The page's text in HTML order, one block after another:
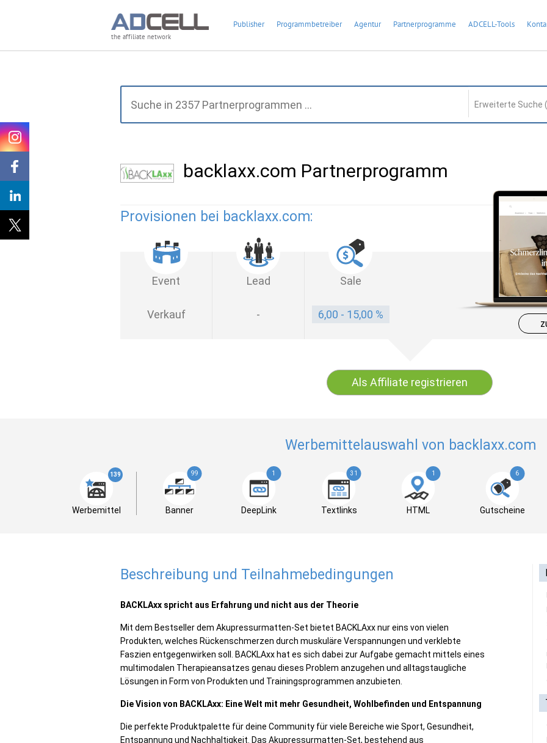
the affiliate network
Publisher Programmbetreiber Agentur Partnerprogramme ADCELL-Tools
Erweiterte Suche (
backlaxx.com Partnerprogramm
Provisionen bei backlaxx.com:
Event Lead Sale
Verkauf - 6,00 - 15,00 %
Als Affiliate registrieren
Werbemittelauswahl von backlaxx.com
139
Werbemittel
99
Banner
1
DeepLink
31
Textlinks
1
HTML
6
Gutscheine
Beschreibung und Teilnahmebedingungen
BACKLAxx spricht aus Erfahrung und nicht aus der Theorie
Mit dem Bestseller dem Akupressurmatten-Set bietet BACKLAxx nur eins von vielen
Produkten, welches Rückenschmerzen durch muskuläre Verspannungen und verklebte
Faszien entgegenwirken soll. BACKLAxx hat es sich dabei zur Aufgabe gemacht mittels eines
multimodalen Therapieansatzes genau dieses Problem anzugehen und alltagstaugliche
Lösungen in Form von Produkten und Trainingsprogrammen anzubieten.
Die Vision von BACKLAxx: Eine Welt mit mehr Gesundheit, Wohlbefinden und Entspannung
Die perfekte Produktpalette für deine Community für viele Bereiche wie Sport, Gesundheit,
Entspannung und Nachhaltigkeit. Das Akupressurmatten-Set, bestehend aus